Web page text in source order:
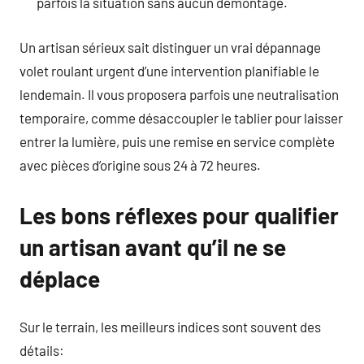
Un artisan sérieux sait distinguer un vrai dépannage
volet roulant urgent d’une intervention planifiable le
lendemain. Il vous proposera parfois une neutralisation
temporaire, comme désaccoupler le tablier pour laisser
entrer la lumière, puis une remise en service complète
avec pièces d’origine sous 24 à 72 heures.
Les bons réflexes pour qualifier
un artisan avant qu’il ne se
déplace
Sur le terrain, les meilleurs indices sont souvent des
détails: